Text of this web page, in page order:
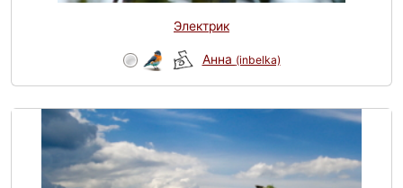
Электрик
Анна (inbelka)